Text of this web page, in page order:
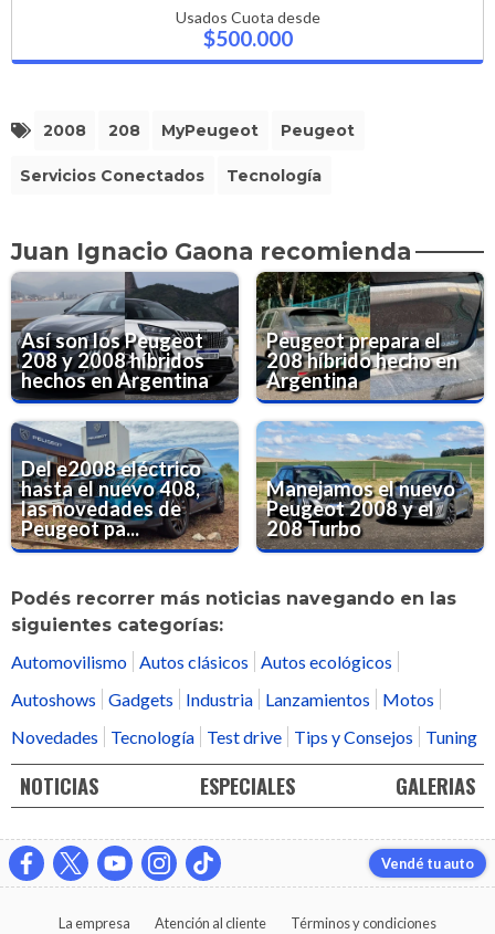
Usados Cuota desde
$500.000
2008 208 MyPeugeot Peugeot
Servicios Conectados Tecnología
Juan Ignacio Gaona recomienda
Así son los Peugeot
208 y 2008 híbridos
hechos en Argentina
Peugeot prepara el
208 híbrido hecho en
Argentina
Del e2008 eléctrico
hasta el nuevo 408,
las novedades de
Peugeot pa...
Manejamos el nuevo
Peugeot 2008 y el
208 Turbo
Podés recorrer más noticias navegando en las
siguientes categorías:
Automovilismo
Autos clásicos
Autos ecológicos
Autoshows
Gadgets Industria Lanzamientos
Motos
Novedades
Tecnología Test drive Tips y Consejos Tuning
NOTICIAS ESPECIALES GALERIAS
Vendé tu auto
La empresa Atención al cliente Términos y condiciones